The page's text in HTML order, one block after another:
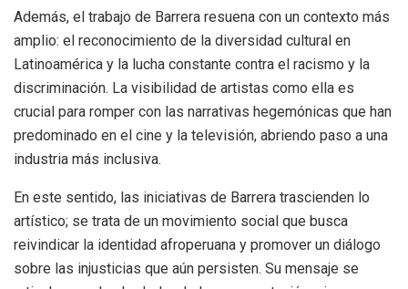
Además, el trabajo de Barrera resuena con un contexto más
amplio: el reconocimiento de la diversidad cultural en
Latinoamérica y la lucha constante contra el racismo y la
discriminación. La visibilidad de artistas como ella es
crucial para romper con las narrativas hegemónicas que han
predominado en el cine y la televisión, abriendo paso a una
industria más inclusiva.
En este sentido, las iniciativas de Barrera trascienden lo
artístico; se trata de un movimiento social que busca
reivindicar la identidad afroperuana y promover un diálogo
sobre las injusticias que aún persisten. Su mensaje se